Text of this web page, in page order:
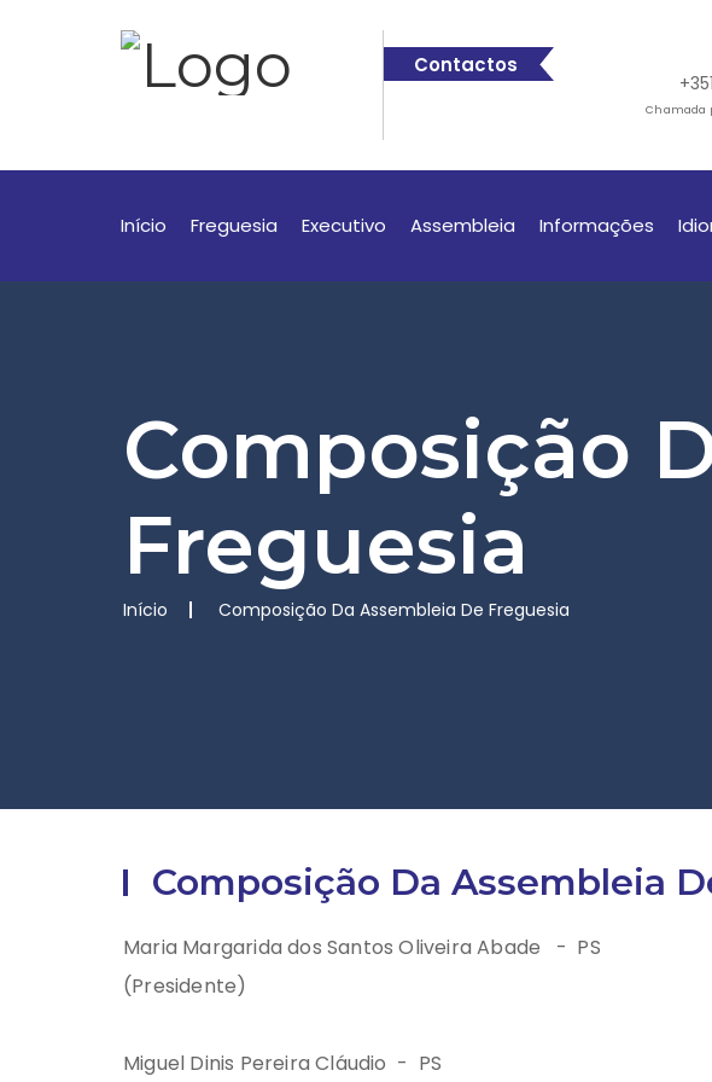
Contactos
Chamada
Início Freguesia Executivo Assembleia Informações
Composição
Freguesia
Início Composição Da Assembleia De Freguesia
Composição Da Assembleia
Maria Margarida dos Santos Oliveira Abade - PS
(Presidente)
Miguel Dinis Pereira Cláudio - PS